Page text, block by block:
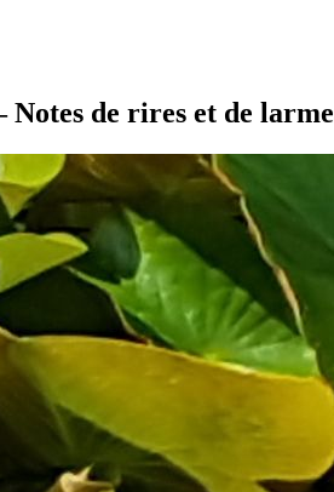
Notes de rires et de